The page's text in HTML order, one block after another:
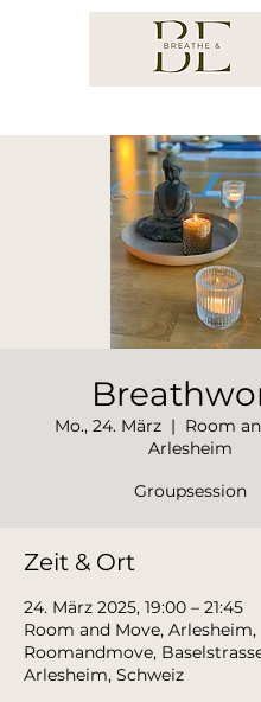
Mo., 24. März
  |
Room
Arlesheim
Groupsession
Zeit & Ort
24. März 2025, 19:00 – 21:45
Room and Move, Arlesheim,
Roomandmove,
Arlesheim, Schweiz